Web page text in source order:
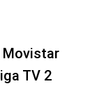
Movistar
TV 2